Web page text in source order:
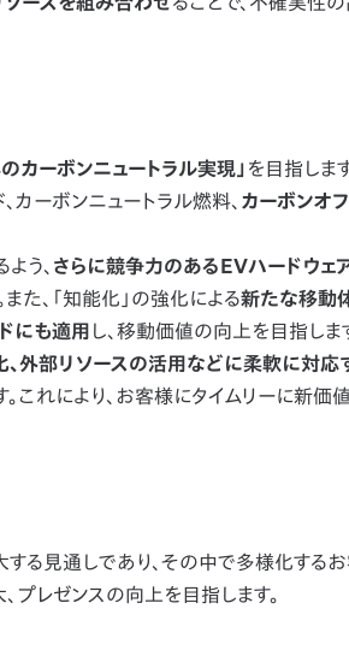
カーボンニュートラル実現」 を目指しま
カーボンニュートラル燃料、 カーボンオ
う、 さらに競争力のあるEVハードウェ
た、「知能化」の強化による新たな移動
にも適用 し、移動価値の向上を目指しま
、外部リソースの活用などに柔軟に対応
これにより、お客様にタイムリーに新価
見通しであり、その中で多様化する
プレゼンスの向上を目指します。